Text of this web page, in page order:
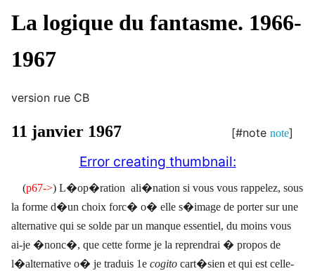
La logique du fantasme. 1966-
1967
version rue CB
11 janvier 1967 [#note note]
Error creating thumbnail:
(p67->) L�op�ration ali�nation si vous vous rappelez, sous
la forme d�un choix forc� o� elle s�image de porter sur une
alternative qui se solde par un manque essentiel, du moins vous
ai-je �nonc�, que cette forme je la reprendrai � propos de
l�alternative o� je traduis 1e cogito cart�sien et qui est celle-